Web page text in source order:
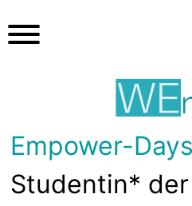
Empower-Days
Studentin*